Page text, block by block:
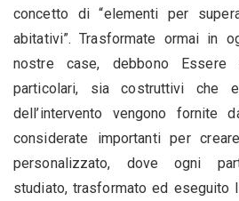
concetto di “elementi per
abitativi”. Trasformate ormai in
nostre case, debbono Essere
particolari, sia costruttivi che
dell’intervento vengono fornite
considerate importanti per
personalizzato, dove ogni
studiato, trasformato ed eseguito